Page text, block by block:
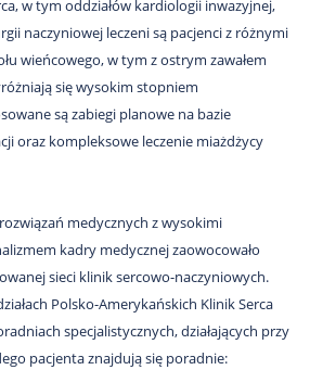
w tym oddziałów kardiologii inwazyjnej,
naczyniowej leczeni są pacjenci z różnymi
wieńcowego, w tym z ostrym zawałem
się wysokim stopniem
są zabiegi planowe na bazie
oraz kompleksowe leczenie miażdżycy
medycznych z wysokimi
kadry medycznej zaowocowało
sieci klinik sercowo-naczyniowych.
Polsko-Amerykańskich Klinik Serca
specjalistycznych, działających przy
pacjenta znajdują się poradnie: